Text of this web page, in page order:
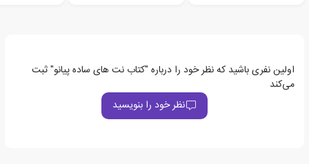
اولین نفری باشید که نظر خود را درباره "کتاب نت های ساده پیانو" ثبت
می‌کند
نظر خود را بنویسید